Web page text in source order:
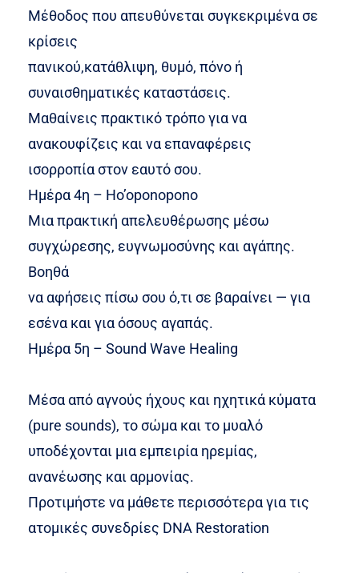
Μέθοδος που απευθύνεται συγκεκριμένα σε
κρίσεις
πανικού,κατάθλιψη, θυμό, πόνο ή
συναισθηματικές καταστάσεις.
Μαθαίνεις πρακτικό τρόπο για να
ανακουφίζεις και να επαναφέρεις
ισορροπία στον εαυτό σου.
Ημέρα 4η – Ho’oponopono
Μια πρακτική απελευθέρωσης μέσω
συγχώρεσης, ευγνωμοσύνης και αγάπης.
Βοηθά
να αφήσεις πίσω σου ό,τι σε βαραίνει — για
εσένα και για όσους αγαπάς.
Ημέρα 5η – Sound Wave Healing
Μέσα από αγνούς ήχους και ηχητικά κύματα
(pure sounds), το σώμα και το μυαλό
υποδέχονται μια εμπειρία ηρεμίας,
ανανέωσης και αρμονίας.
Προτιμήστε να μάθετε περισσότερα για τις
ατομικές συνεδρίες DNA Restoration